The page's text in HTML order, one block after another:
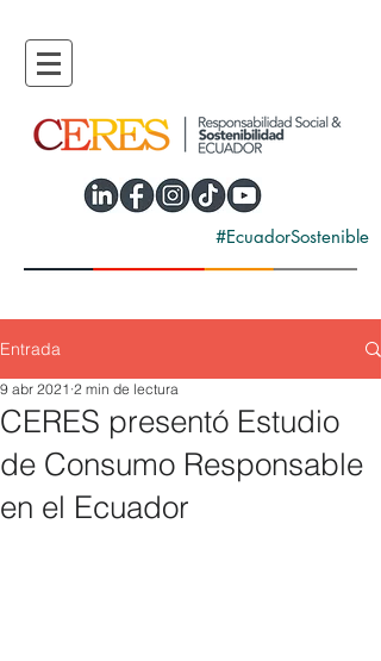
#EcuadorSostenible
Entrada
CERES presentó Estudio
de Consumo Responsable
en el Ecuador
9 abr 2021 2 min de lectura